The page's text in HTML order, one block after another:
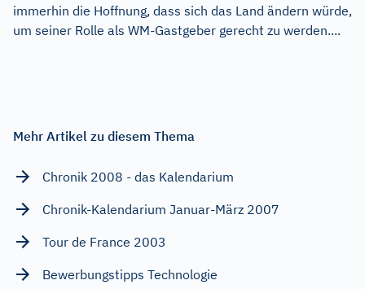
immerhin die Hoffnung, dass sich das Land ändern würde,
um seiner Rolle als WM-Gastgeber gerecht zu werden....
Mehr Artikel zu diesem Thema
Chronik 2008 - das Kalendarium
Chronik-Kalendarium Januar-März 2007
Tour de France 2003
Bewerbungstipps Technologie